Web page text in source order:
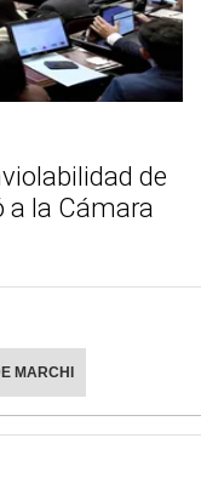
de
a la Cámara
MARCHI